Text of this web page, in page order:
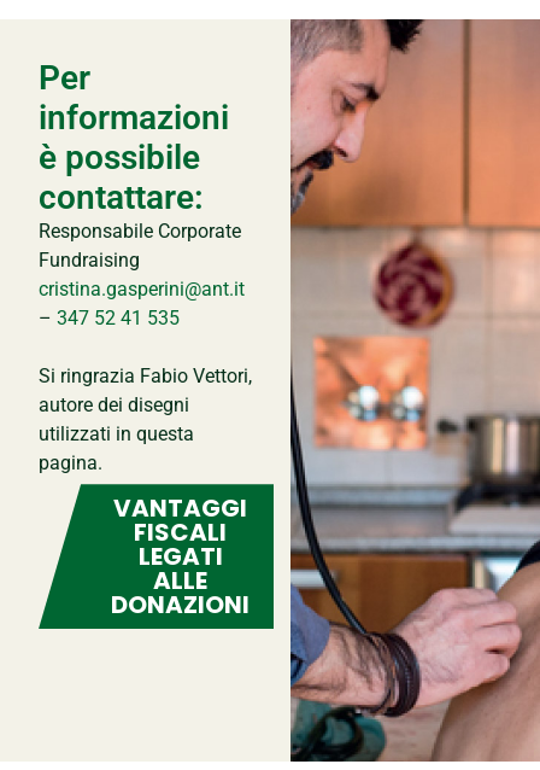
Per
informazioni
è possibile
contattare:
Responsabile Corporate
Fundraising
cristina.gasperini@ant.it
– 347 52 41 535
Si ringrazia Fabio Vettori,
autore dei disegni
utilizzati in questa
pagina.
VANTAGGI
FISCALI
LEGATI
ALLE
DONAZIONI